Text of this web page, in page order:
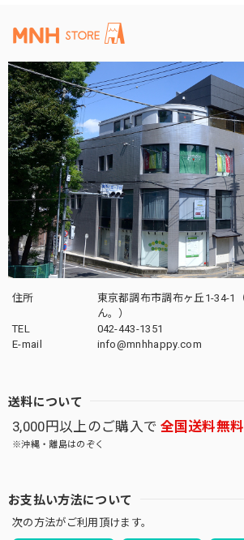
住所
東京都調布市調布ヶ丘1-34-1
ん。）
TEL
042-443-1351
E-mail
info@mnhhappy.com
送料について
3,000円以上のご購入で 全国送料無料
※沖縄・離島はのぞく
お支払い方法について
次の方法がご利用頂けます。